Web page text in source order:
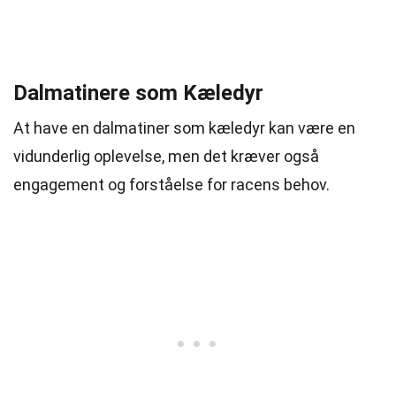
Dalmatinere som Kæledyr
At have en dalmatiner som kæledyr kan være en
vidunderlig oplevelse, men det kræver også
engagement og forståelse for racens behov.